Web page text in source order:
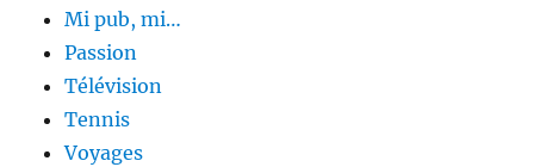
Mi pub, mi…
Passion
Télévision
Tennis
Voyages